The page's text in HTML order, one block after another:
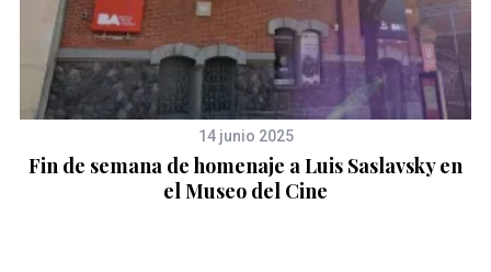
14 junio 2025
Fin de semana de homenaje a Luis Saslavsky en
el Museo del Cine